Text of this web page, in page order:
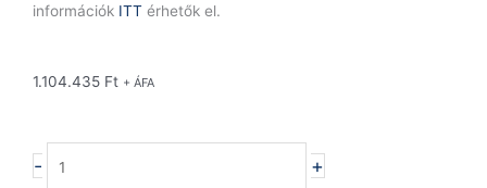
információk ITT érhetők el.
1.104.435 Ft + ÁFA
-
Q90SFT/E625-
+